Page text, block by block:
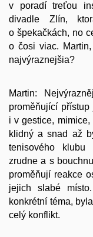
v poradí treťou
divadle Zlín,
o špekačkách, no
o čosi viac.
najvýraznejšia?
Martin:
proměňující
i v gestice,
klidný a snad až
tenisového klubu
zrudne a s
proměňují reakce
jejich slabé
konkrétní téma,
celý konflikt.